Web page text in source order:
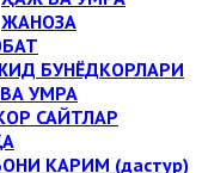
ЖАНОЗА
БУНЁДКОРЛАРИ
УМРА
САЙТЛАР
КАРИМ (дастур)